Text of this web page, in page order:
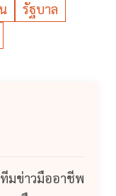
รัฐบาล
ทีมข่าวมืออาชีพ